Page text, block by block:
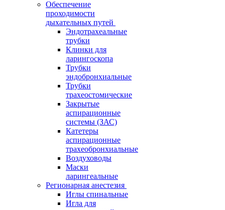
Обеспечение
проходимости
дыхательных путей
Эндотрахеальные
трубки
Клинки для
ларингоскопа
Трубки
эндобронхиальные
Трубки
трахеостомические
Закрытые
аспирационные
системы (ЗАС)
Катетеры
аспирационные
трахеобронхиальные
Воздуховоды
Маски
ларингеальные
Регионарная анестезия
Иглы спинальные
Игла для